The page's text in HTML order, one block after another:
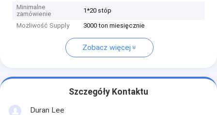
Minimalne
zamówienie
1*20 stóp
Możliwość Supply 3000 ton miesięcznie
Zobacz więcej
Szczegóły Kontaktu
Duran Lee